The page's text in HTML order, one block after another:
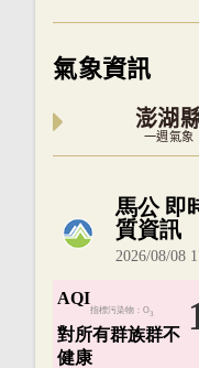
氣象資訊
澎湖
一週氣象
內嵌空氣品